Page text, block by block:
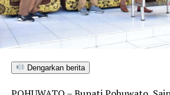
Dengarkan berita